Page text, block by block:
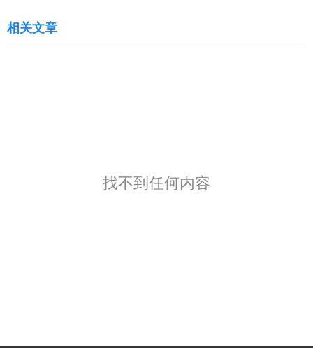
相关文章
找不到任何内容